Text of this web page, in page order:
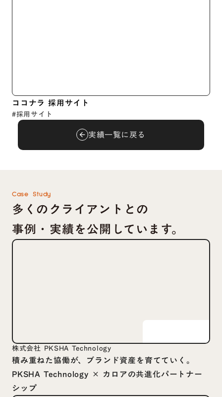
ココナラ 採用サイト
#採用サイト
arrow_back 実績一覧に戻る
Case Study
多くのクライアントとの
事例・実績を公開しています。
株式会社 PKSHA Technology
積み重ねた協働が、ブランド資産を育てていく。
PKSHA Technology × カロアの共進化パートナー
シップ